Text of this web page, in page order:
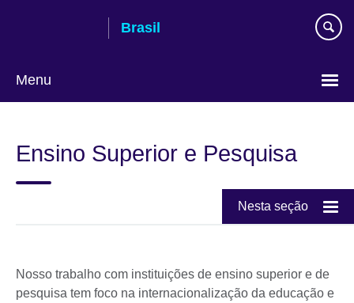
Brasil
Menu
language
Ensino Superior e Pesquisa
Nesta seção
Nosso trabalho com instituições de ensino superior e de
pesquisa tem foco na internacionalização da educação e